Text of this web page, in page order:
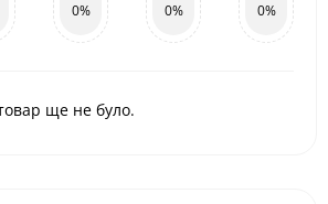
0% 0% 0%
ще не було.